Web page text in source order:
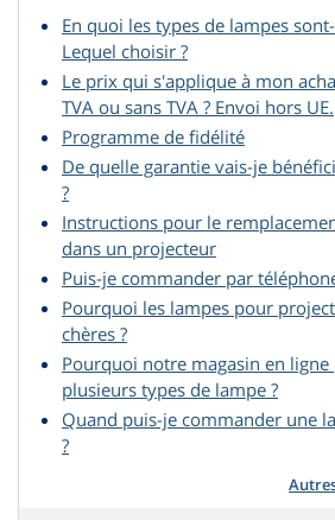
En quoi les types de lampes
Lequel choisir ?
Le prix qui s'applique à mon
TVA ou sans TVA ? Envoi hors UE.
Programme de fidélité
De quelle garantie vais-je
?
Instructions pour le
dans un projecteur
Puis-je commander par
Pourquoi les lampes pour
chères ?
Pourquoi notre magasin en
plusieurs types de lampe ?
Quand puis-je commander une
?